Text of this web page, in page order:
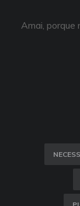
Amai, porque